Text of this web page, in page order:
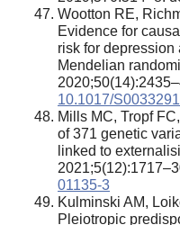
Wootton RE,
Evidence for
risk for
Mendelian
10.1017/
Mills MC, Tropf
of 371 genetic
linked to
01135-3
Kulminski AM,
Pleiotropic